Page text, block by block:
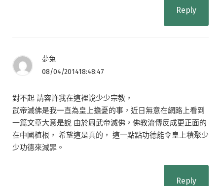
Reply
夢兔
08/04/201418:48:47
對不起 請容許我在這裡說少少宗教，
武帝滅佛是我一直為皇上擔憂的事，近日無意在網路上看到
一篇文章大意是說 由於周武帝滅佛，佛教流傳反成更正面的
在中國植根， 希望這是真的， 這一點點功德能令皇上積聚少
少功德來減罪。
Reply